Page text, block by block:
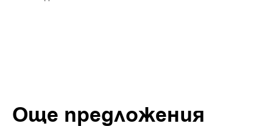
Още предложения